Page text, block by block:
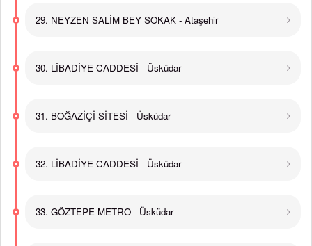
29. NEYZEN SALİM BEY SOKAK - Ataşehir
30. LİBADİYE CADDESİ - Üsküdar
31. BOĞAZİÇİ SİTESİ - Üsküdar
32. LİBADİYE CADDESİ - Üsküdar
33. GÖZTEPE METRO - Üsküdar